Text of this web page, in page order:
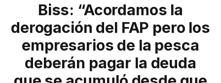
Biss: “Acordamos la
derogación del FAP pero los
empresarios de la pesca
deberán pagar la deuda